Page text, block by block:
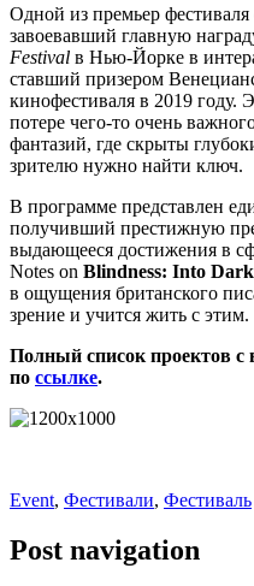
Одной из премьер фестиваля
завоевавший главную
Festival в Нью-Йорке в
ставший призером
кинофестиваля в 2019 году.
потере чего-то очень
фантазий, где скрыты
зрителю нужно найти ключ.
В программе представлен
получивший престижную
выдающееся достижения в
Notes on Blindness: Into
в ощущения британского
зрение и учится жить с этим.
Полный список проектов с
по ссылке.
Event, Фестивали, Фестиваль
Post navigation